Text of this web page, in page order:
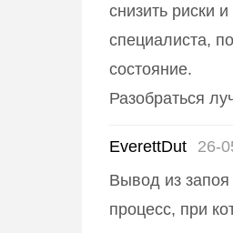
снизить риски
специалиста,
состояние.
Разобраться
EverettDut
26-
Вывод из
процесс, при